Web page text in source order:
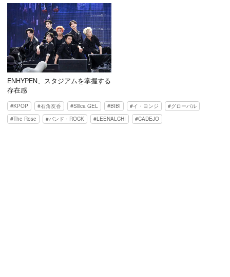
ENHYPEN、スタジアムを掌握する
存在感
KPOP 石角友香 Silica GEL BIBI イ・ヨンジ
グローバル
The Rose
バンド・ROCK LEENALCHI CADEJO